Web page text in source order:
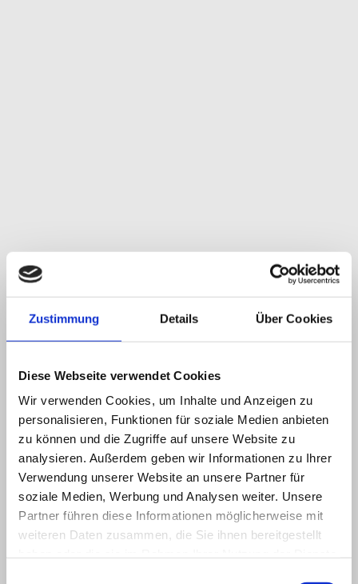
Zustimmung Details Über Cookies
Diese Webseite verwendet Cookies
Wir verwenden Cookies, um Inhalte und Anzeigen zu
personalisieren, Funktionen für soziale Medien anbieten
zu können und die Zugriffe auf unsere Website zu
analysieren. Außerdem geben wir Informationen zu Ihrer
Verwendung unserer Website an unsere Partner für
soziale Medien, Werbung und Analysen weiter. Unsere
Partner führen diese Informationen möglicherweise mit
weiteren Daten zusammen, die Sie ihnen bereitgestellt